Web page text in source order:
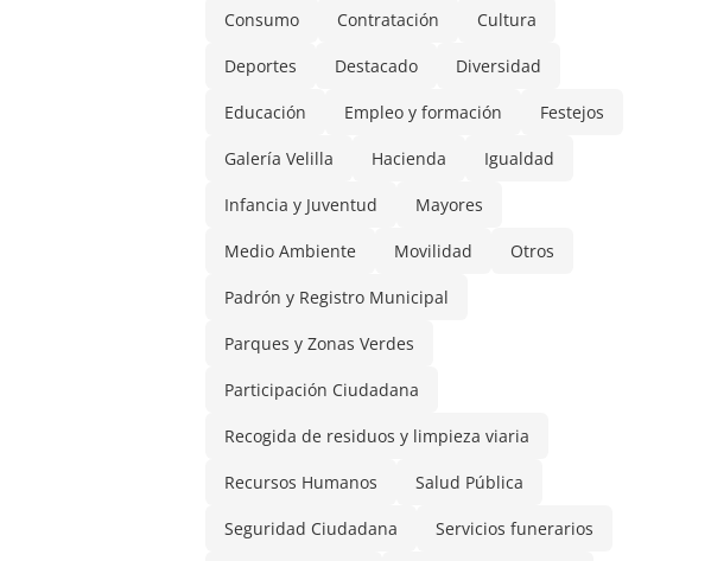
Consumo Contratación Cultura
Deportes Destacado Diversidad
Educación Empleo y formación Festejos
Galería Velilla Hacienda Igualdad
Infancia y Juventud Mayores
Medio Ambiente Movilidad Otros
Padrón y Registro Municipal
Parques y Zonas Verdes
Participación Ciudadana
Recogida de residuos y limpieza viaria
Recursos Humanos Salud Pública
Seguridad Ciudadana Servicios funerarios